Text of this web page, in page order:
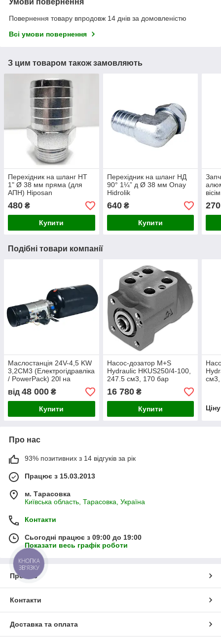
Повернення товару впродовж 14 днів за домовленістю
Всі умови повернення
З цим товаром також замовляють
Перехідник на шланг НТ
1" Ø 38 мм пряма (для
АПН) Hiposan
480 ₴
Купити
Перехідник на шланг НД
90° 1¼” д Ø 38 мм Onay
Hidrolik
640₴
Купити
270
Подібні товари компанії
Маслостанція 24V-4,5 KW
3,2CM3 (Електрогідравліка
/ PowerPack) 20l на
від 48 000 ₴
Купити
Насос-дозатор M+S
Hydraulic HKUS250/4-100,
247.5 см3, 170 бар
16 780₴
Купити
Про нас
93% позитивних з 14 відгуків за рік
Працює з 15.03.2013
м. Тарасовка
Київська область, Тарасовка, Україна
Контакти
Сьогодні працює з 09:00 до 19:00
Показати весь графік роботи
Про нас
Контакти
Доставка та оплата
КНОПКА
ЗВ'ЯЗКУ